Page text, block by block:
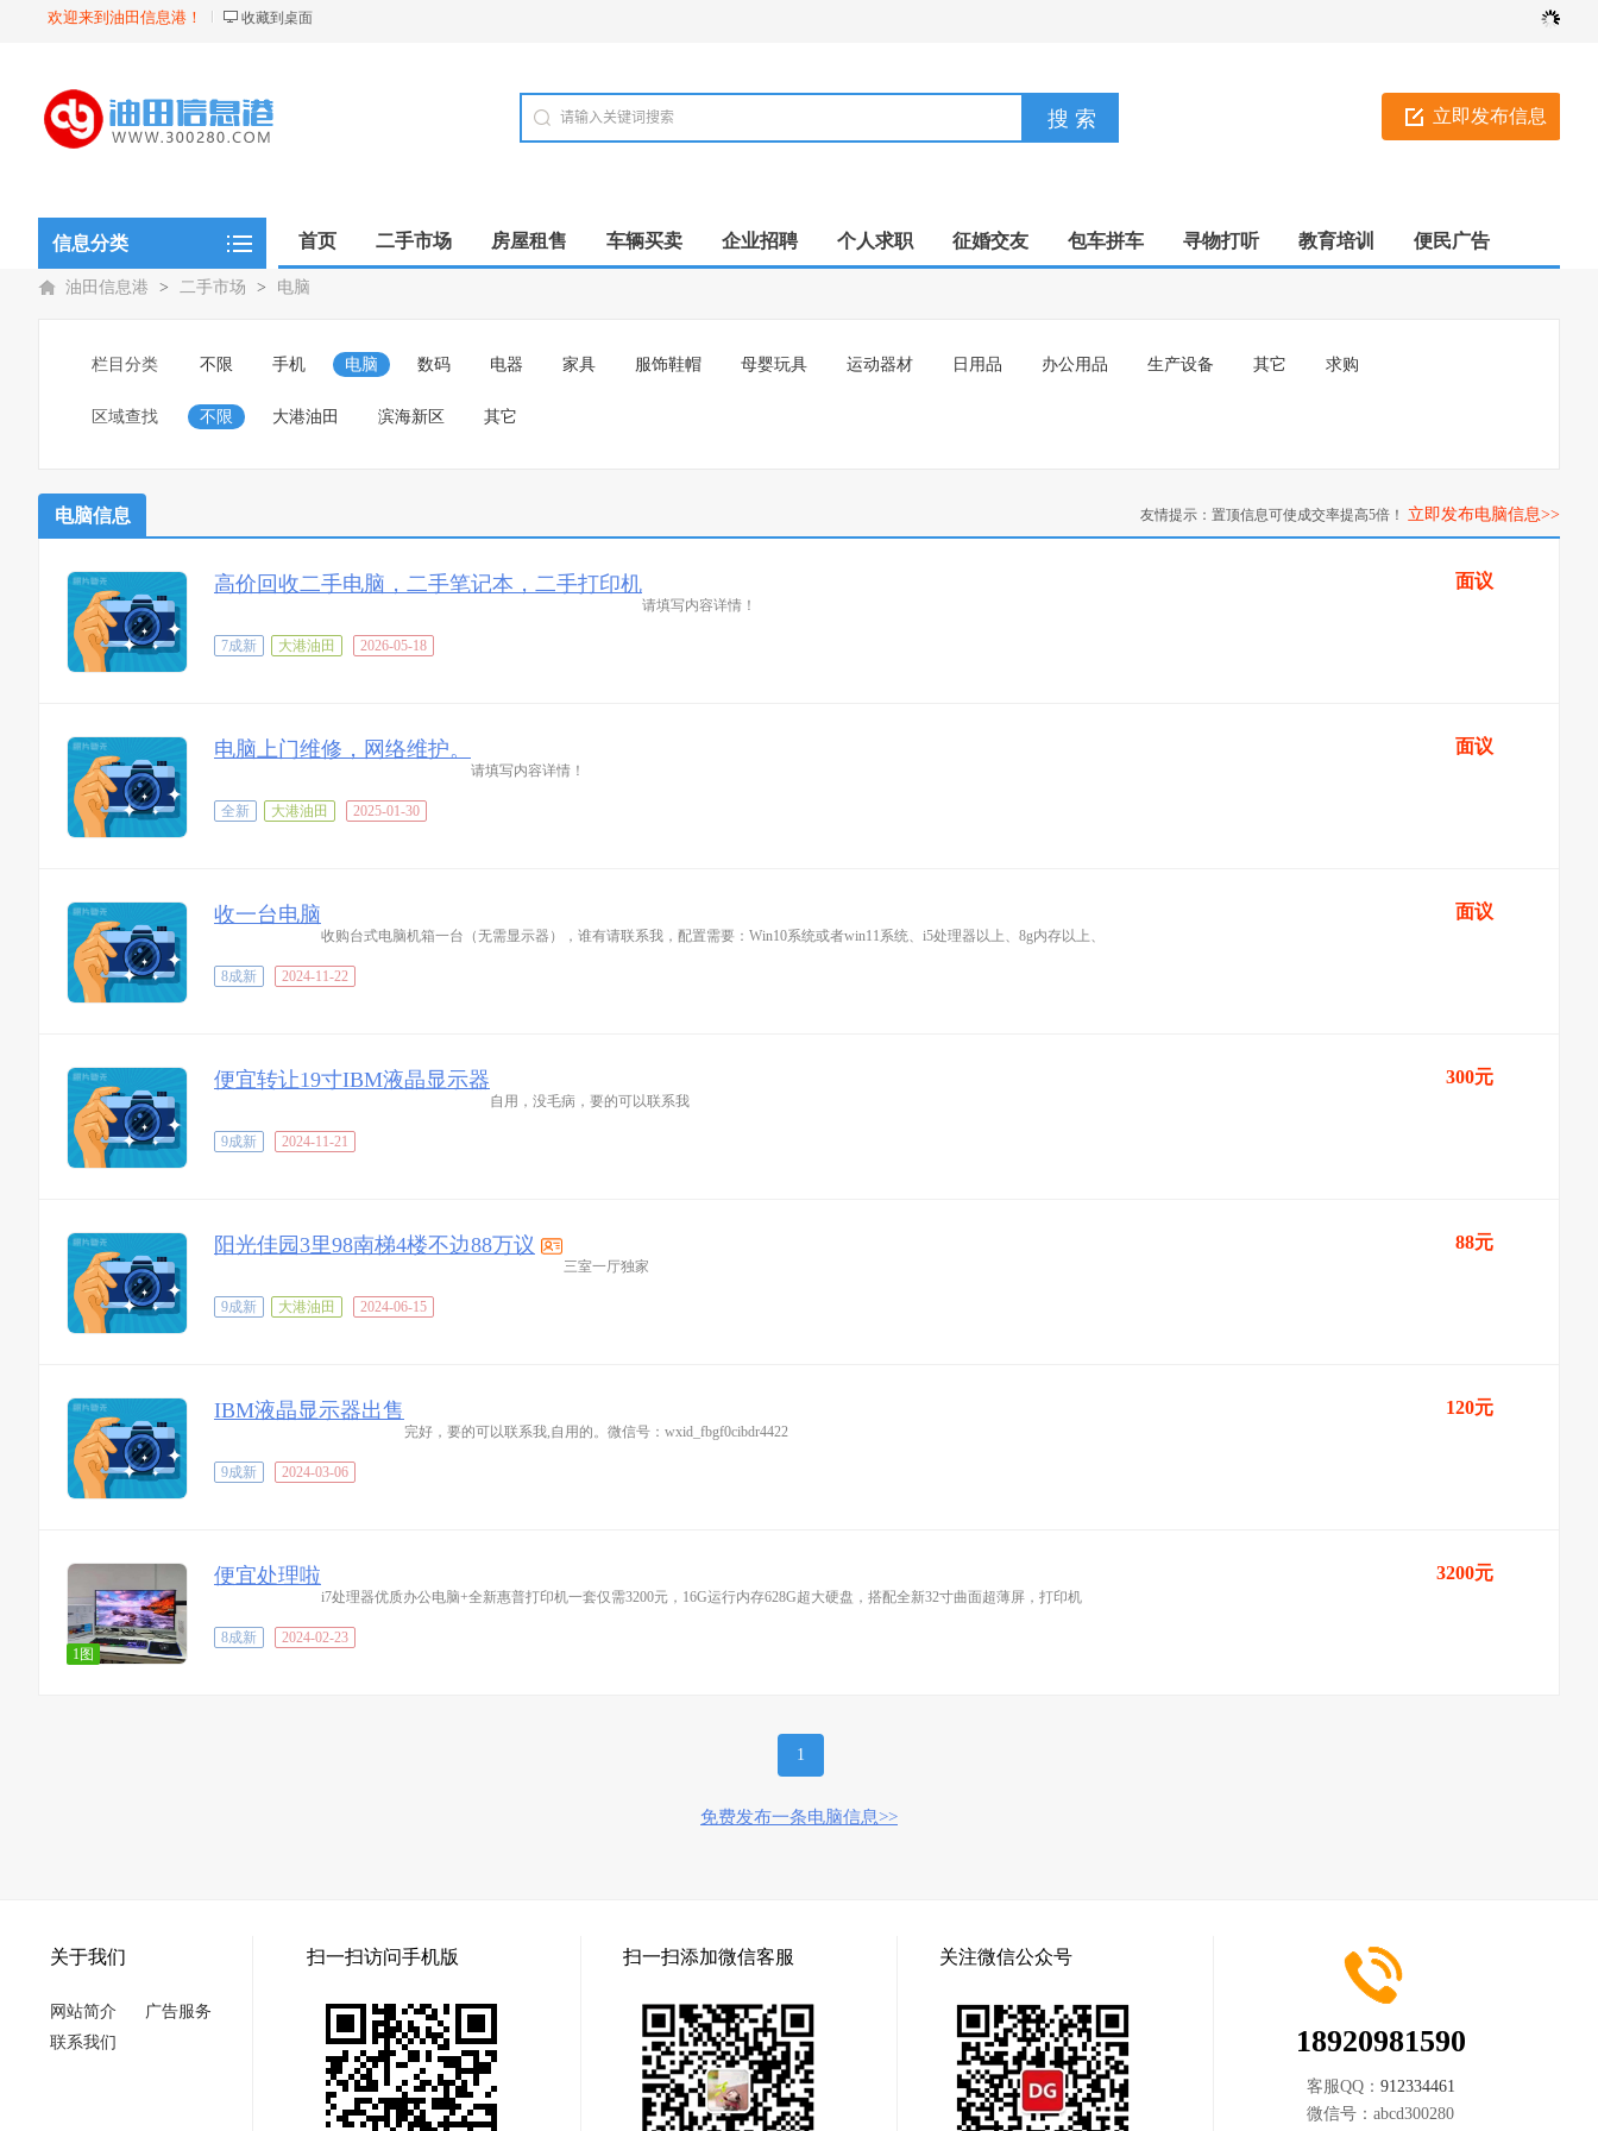
欢迎来到油田信息港！ 收藏到桌面
立即发布信息
信息分类 首页 二手市场 房屋租售 车辆买卖 企业招聘 个人求职 征婚交友 包车拼车 寻物打听 教育培训 便民广告
油田信息港 > 二手市场 > 电脑
栏目分类 不限 手机 电脑 数码 电器 家具 服饰鞋帽 母婴玩具 运动器材 日用品 办公用品 生产设备 其它 求购
区域查找 不限 大港油田 滨海新区 其它
电脑信息 友情提示：置顶信息可使成交率提高5倍！ 立即发布电脑信息>>
面议
高价回收二手电脑，二手笔记本，二手打印机
请填写内容详情！
7成新 大港油田 2026-05-18
面议
电脑上门维修，网络维护。
请填写内容详情！
全新 大港油田 2025-01-30
面议
收一台电脑
收购台式电脑机箱一台（无需显示器），谁有请联系我，配置需要：Win10系统或者win11系统、i5处理器以上、8g内存以上、
8成新 2024-11-22
300元
便宜转让19寸IBM液晶显示器
自用，没毛病，要的可以联系我
9成新 2024-11-21
88元
阳光佳园3里98南梯4楼不边88万议
三室一厅独家
9成新 大港油田 2024-06-15
120元
IBM液晶显示器出售
完好，要的可以联系我,自用的。微信号：wxid_fbgf0cibdr4422
9成新 2024-03-06
1图
3200元
便宜处理啦
i7处理器优质办公电脑+全新惠普打印机一套仅需3200元，16G运行内存628G超大硬盘，搭配全新32寸曲面超薄屏，打印机
8成新 2024-02-23
1
免费发布一条电脑信息>>
关于我们
网站简介
广告服务
联系我们
扫一扫访问手机版 扫一扫添加微信客服 关注微信公众号
18920981590
客服QQ： 912334461
微信号： abcd300280